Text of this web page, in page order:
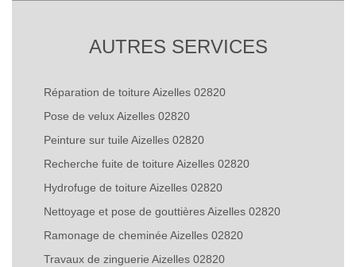
AUTRES SERVICES
Réparation de toiture Aizelles 02820
Pose de velux Aizelles 02820
Peinture sur tuile Aizelles 02820
Recherche fuite de toiture Aizelles 02820
Hydrofuge de toiture Aizelles 02820
Nettoyage et pose de gouttières Aizelles 02820
Ramonage de cheminée Aizelles 02820
Travaux de zinguerie Aizelles 02820